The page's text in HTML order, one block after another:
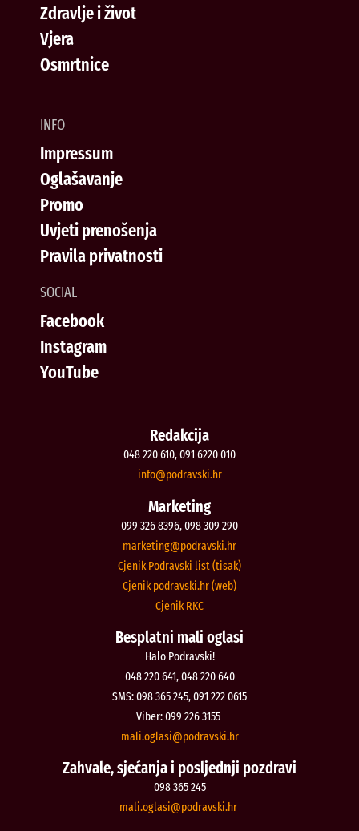
Zdravlje i život
Vjera
Osmrtnice
INFO
Impressum
Oglašavanje
Promo
Uvjeti prenošenja
Pravila privatnosti
SOCIAL
Facebook
Instagram
YouTube
Redakcija
048 220 610, 091 6220 010
rh.iksvardop
@ofni
Marketing
099 326 8396, 098 309 290
rh.iksvardop
@gnitekram
Cjenik Podravski list (tisak)
Cjenik podravski.hr (web)
Cjenik RKC
Besplatni mali oglasi
Halo Podravski!
048 220 641, 048 220 640
SMS: 098 365 245, 091 222 0615
Viber: 099 226 3155
rh.iksvardop
@isalgo.ilam
Zahvale, sjećanja i posljednji pozdravi
098 365 245
rh.iksvardop
@isalgo.ilam